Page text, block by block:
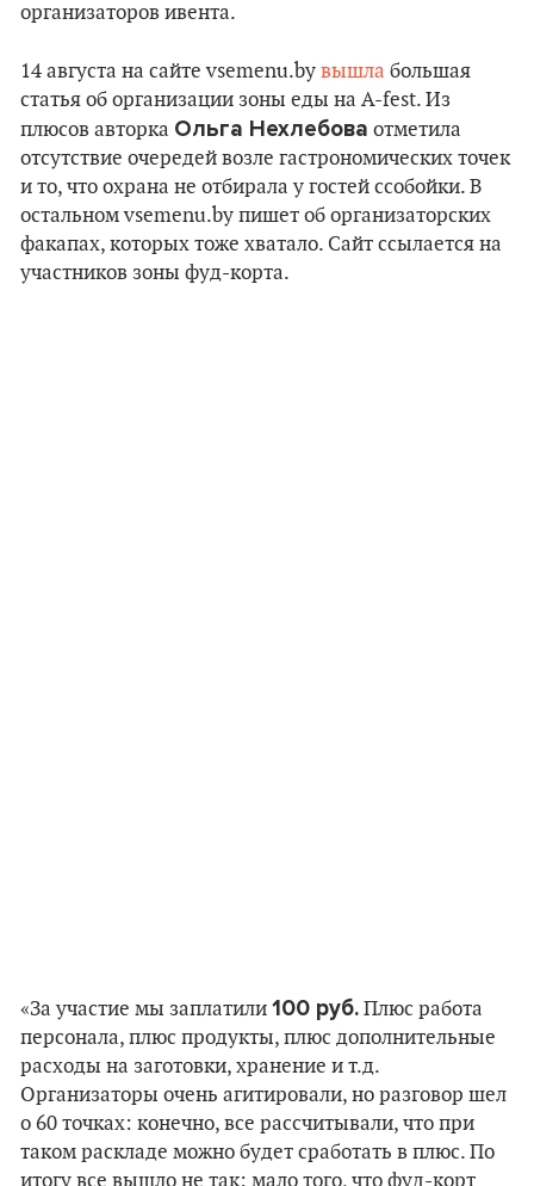
организаторов ивента.
14 августа на сайте vsemenu.by вышла большая
статья об организации зоны еды на A-fest. Из
плюсов авторка Ольга Нехлебова отметила
отсутствие очередей возле гастрономических точек
и то, что охрана не отбирала у гостей ссобойки. В
остальном vsemenu.by пишет об организаторских
факапах, которых тоже хватало. Сайт ссылается на
участников зоны фуд-корта.
«За участие мы заплатили 100 руб. Плюс работа
персонала, плюс продукты, плюс дополнительные
расходы на заготовки, хранение и т.д.
Организаторы очень агитировали, но разговор шел
о 60 точках: конечно, все рассчитывали, что при
таком раскладе можно будет сработать в плюс. По
итогу все вышло не так: мало того, что фуд-корт